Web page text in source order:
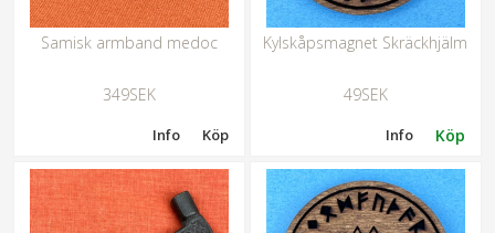
Samisk armband medoc
349SEK
Köp
Info
Kylskåpsmagnet Skräckhjälm
49SEK
Köp
Info